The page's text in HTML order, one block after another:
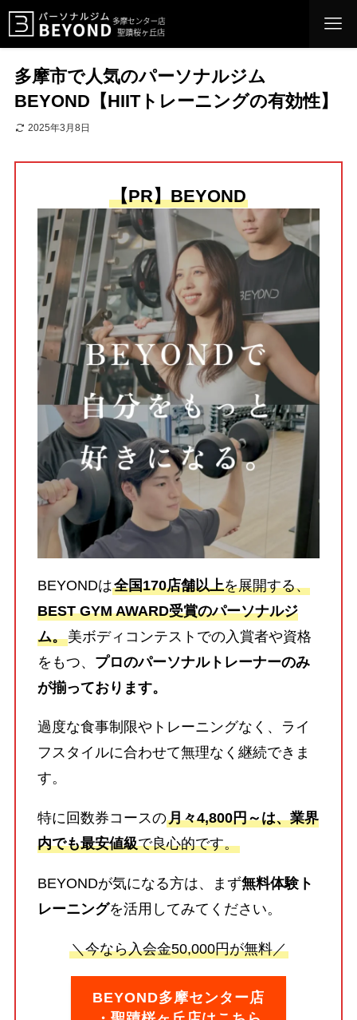
多摩市で人気のパーソナルジム
BEYOND【HIITトレーニングの有効性】
2025年3月8日
【PR】BEYOND
BEYONDは全国170店舗以上を展開する、
BEST GYM AWARD受賞のパーソナルジ
ム。美ボディコンテストでの入賞者や資格
をもつ、 プロのパーソナルトレーナーのみ
が揃っております。
過度な食事制限やトレーニングなく、ライ
フスタイルに合わせて無理なく継続できま
す。
特に回数券コースの月々4,800円～は、業界
内でも最安値級で良心的です。
BEYONDが気になる方は、まず無料体験ト
レーニングを活用してみてください。
＼今なら入会金50,000円が無料／
BEYOND多摩センター店